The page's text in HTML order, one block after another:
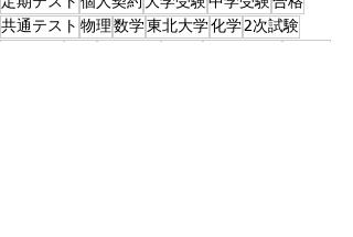
共通テスト 物理 数学 東北大学化学2次試験